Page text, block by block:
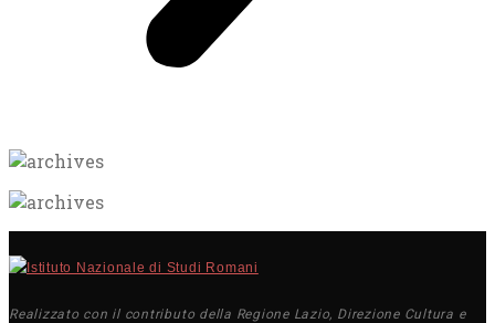
Realizzato con il contributo della Regione Lazio, Direzione Cultura e